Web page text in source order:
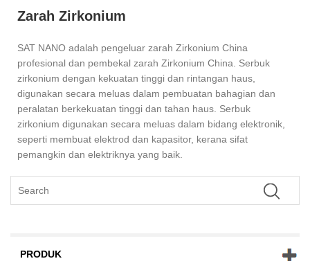
Zarah Zirkonium
SAT NANO adalah pengeluar zarah Zirkonium China
profesional dan pembekal zarah Zirkonium China. Serbuk
zirkonium dengan kekuatan tinggi dan rintangan haus,
digunakan secara meluas dalam pembuatan bahagian dan
peralatan berkekuatan tinggi dan tahan haus. Serbuk
zirkonium digunakan secara meluas dalam bidang elektronik,
seperti membuat elektrod dan kapasitor, kerana sifat
pemangkin dan elektriknya yang baik.
PRODUK